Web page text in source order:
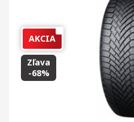
AKCIA
Zľava
-68%